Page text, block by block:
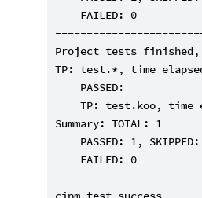
    FAILED: 0
Project tests finished,
TP: test.*, time
    PASSED:
TP: test.koo, time
Summary: TOTAL: 1
PASSED: 1,
    FAILED: 0